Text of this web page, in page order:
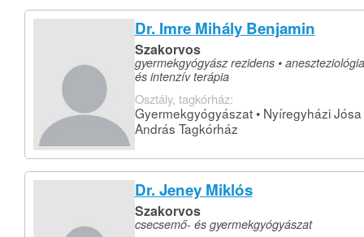
Dr. Imre Mihály Benjamin
Szakorvos
gyermekgyógyász rezidens • aneszteziológia
és intenzív terápia
Osztály, tagkórház:
Gyermekgyógyászat • Nyíregyházi Jósa
András Tagkórház
Dr. Jeney Miklós
Szakorvos
csecsemő- és gyermekgyógyászat